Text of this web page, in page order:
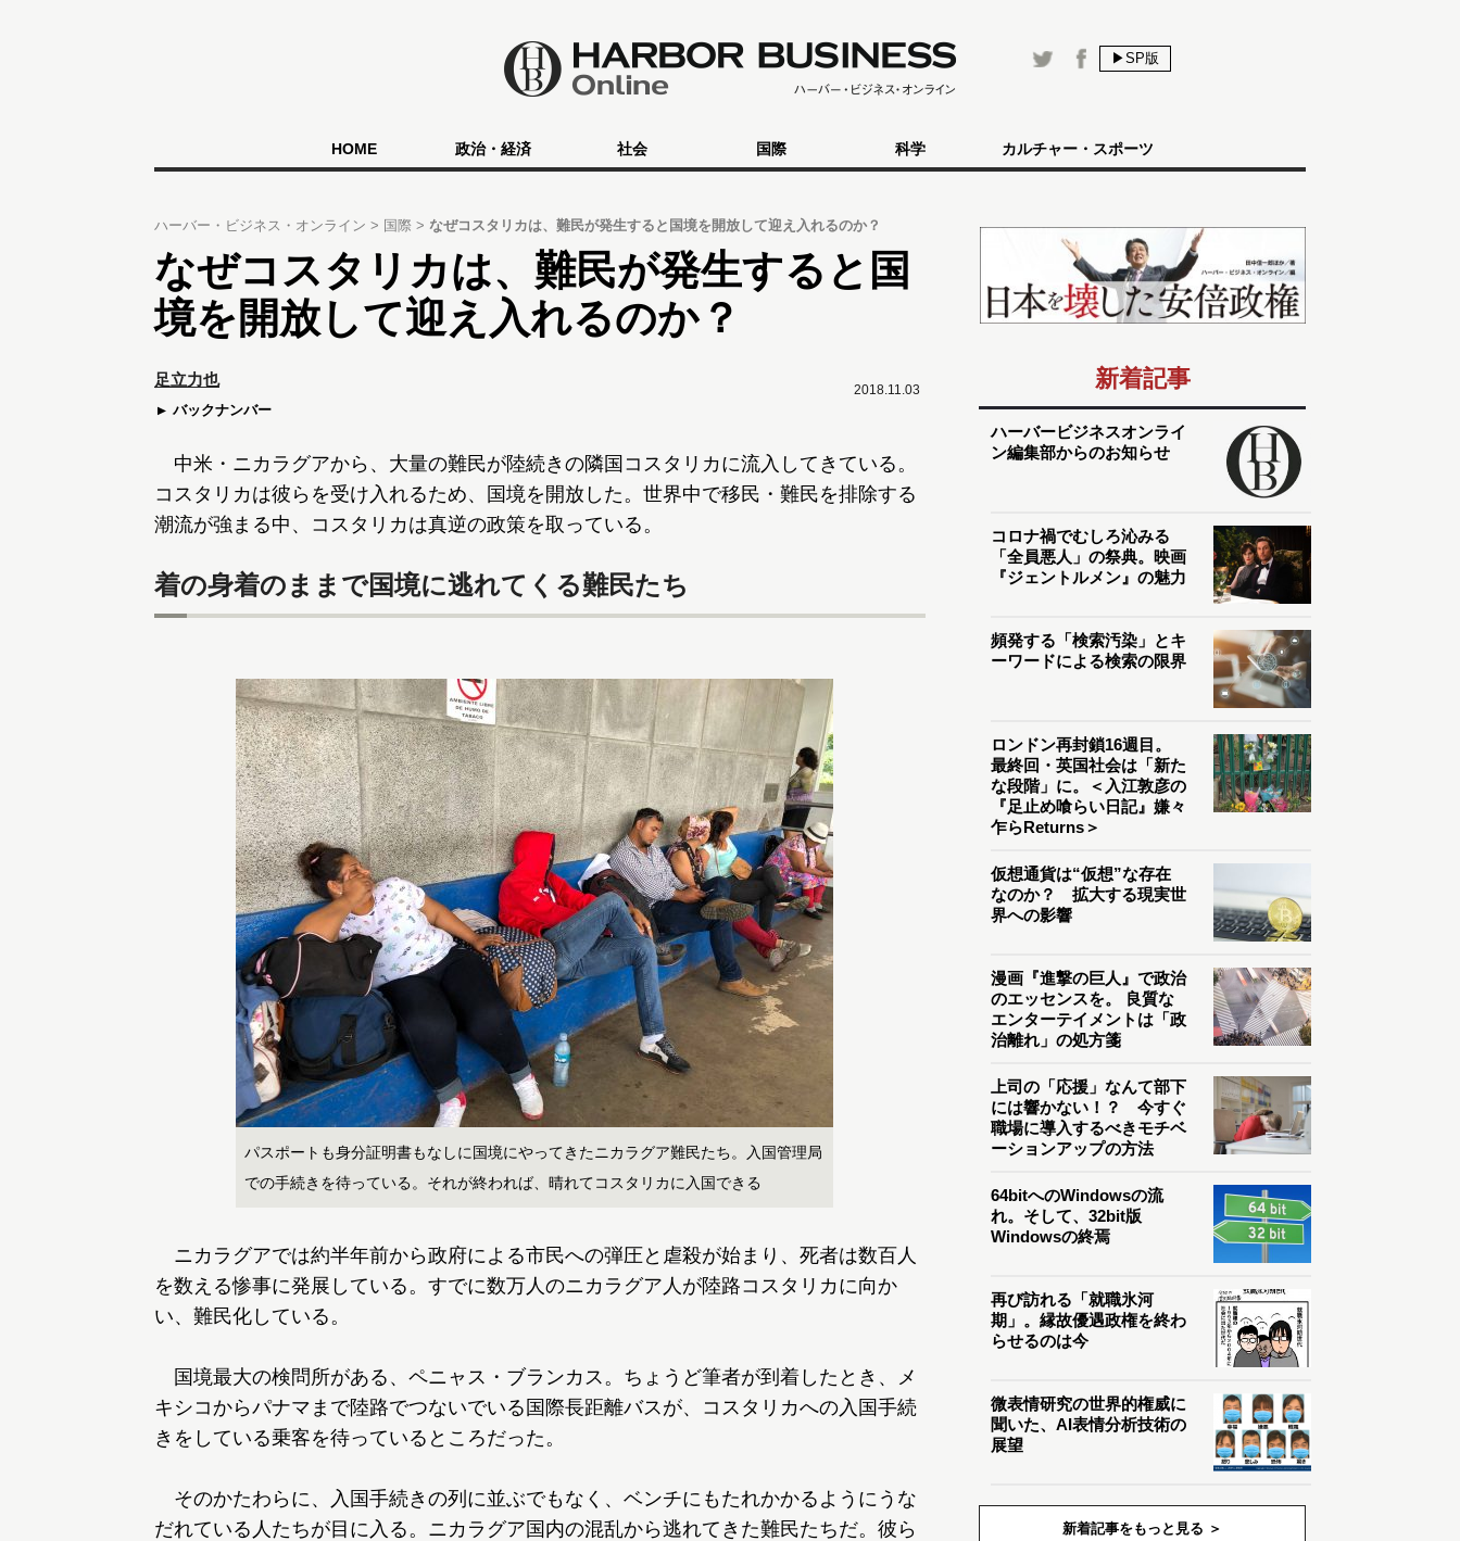
▶SP版
HOME 政治・経済 社会 国際 科学 カルチャー・スポーツ
ハーバー・ビジネス・オンライン 国際 なぜコスタリカは、難民が発生すると国境を開放して迎え入れるのか？
なぜコスタリカは、難民が発生すると国
境を開放して迎え入れるのか？
2018.11.03
足立力也
バックナンバー
中米・ニカラグアから、大量の難民が陸続きの隣国コスタリカに流入してきている。
コスタリカは彼らを受け入れるため、国境を開放した。世界中で移民・難民を排除する
潮流が強まる中、コスタリカは真逆の政策を取っている。
着の身着のままで国境に逃れてくる難民たち
パスポートも身分証明書もなしに国境にやってきたニカラグア難民たち。入国管理局
での手続きを待っている。それが終われば、晴れてコスタリカに入国できる
ニカラグアでは約半年前から政府による市民への弾圧と虐殺が始まり、死者は数百人
を数える惨事に発展している。すでに数万人のニカラグア人が陸路コスタリカに向か
い、難民化している。
国境最大の検問所がある、ペニャス・ブランカス。ちょうど筆者が到着したとき、メ
キシコからパナマまで陸路でつないでいる国際長距離バスが、コスタリカへの入国手続
きをしている乗客を待っているところだった。
そのかたわらに、入国手続きの列に並ぶでもなく、ベンチにもたれかかるようにうな
だれている人たちが目に入る。ニカラグア国内の混乱から逃れてきた難民たちだ。彼ら
新着記事
ハーバービジネスオンライ
ン編集部からのお知らせ
コロナ禍でむしろ沁みる
「全員悪人」の祭典。映画
『ジェントルメン』の魅力
頻発する「検索汚染」とキ
ーワードによる検索の限界
ロンドン再封鎖16週目。
最終回・英国社会は「新た
な段階」に。＜入江敦彦の
『足止め喰らい日記』嫌々
乍らReturns＞
仮想通貨は“仮想”な存在
なのか？ 拡大する現実世
界への影響
漫画『進撃の巨人』で政治
のエッセンスを。 良質な
エンターテイメントは「政
治離れ」の処方箋
上司の「応援」なんて部下
には響かない！？ 今すぐ
職場に導入するべきモチベ
ーションアップの方法
64bitへのWindowsの流
れ。そして、32bit版
Windowsの終焉
再び訪れる「就職氷河
期」。縁故優遇政権を終わ
らせるのは今
微表情研究の世界的権威に
聞いた、AI表情分析技術の
展望
新着記事をもっと見る